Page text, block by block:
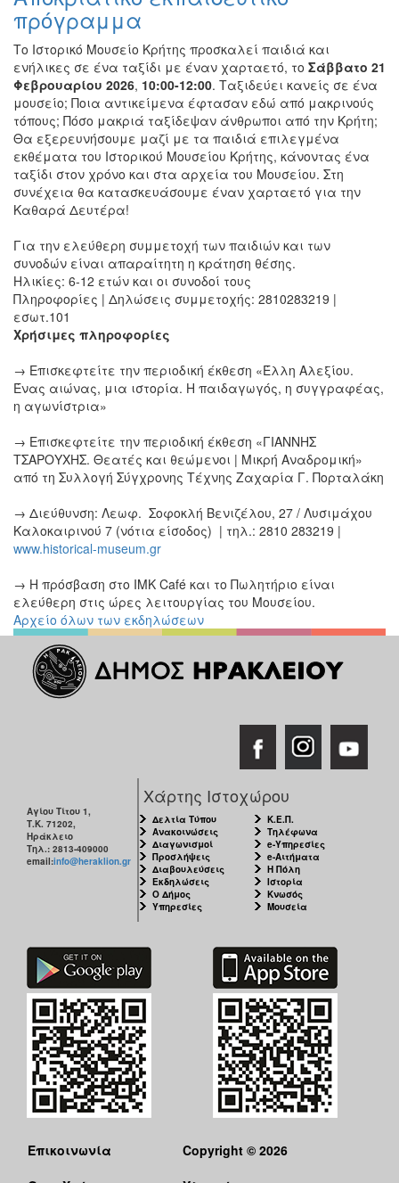
πρόγραμμα
Το Ιστορικό Μουσείο Κρήτης προσκαλεί παιδιά και
ενήλικες σε ένα ταξίδι με έναν χαρταετό, το Σάββατο 21
Φεβρουαρίου 2026, 10:00-12:00. Ταξιδεύει κανείς σε ένα
μουσείο; Ποια αντικείμενα έφτασαν εδώ από μακρινούς
τόπους; Πόσο μακριά ταξίδεψαν άνθρωποι από την Κρήτη;
Θα εξερευνήσουμε μαζί με τα παιδιά επιλεγμένα
εκθέματα του Ιστορικού Μουσείου Κρήτης, κάνοντας ένα
ταξίδι στον χρόνο και στα αρχεία του Μουσείου. Στη
συνέχεια θα κατασκευάσουμε έναν χαρταετό για την
Καθαρά Δευτέρα!
Για την ελεύθερη συμμετοχή των παιδιών και των
συνοδών είναι απαραίτητη η κράτηση θέσης.
Ηλικίες: 6-12 ετών και οι συνοδοί τους
Πληροφορίες | Δηλώσεις συμμετοχής: 2810283219 |
εσωτ.101
Χρήσιμες πληροφορίες
→ Επισκεφτείτε την περιοδική έκθεση «Έλλη Αλεξίου.
Ένας αιώνας, μια ιστορία. Η παιδαγωγός, η συγγραφέας,
η αγωνίστρια»
→ Επισκεφτείτε την περιοδική έκθεση «ΓΙΑΝΝΗΣ
ΤΣΑΡΟΥΧΗΣ. Θεατές και θεώμενοι | Μικρή Αναδρομική»
από τη Συλλογή Σύγχρονης Τέχνης Ζαχαρία Γ. Πορταλάκη
→ Διεύθυνση: Λεωφ. Σοφοκλή Βενιζέλου, 27 / Λυσιμάχου
Καλοκαιρινού 7 (νότια είσοδος) | τηλ.: 2810 283219 |
www.historical-museum.gr
→ Η πρόσβαση στο ΙΜΚ Café και το Πωλητήριο είναι
ελεύθερη στις ώρες λειτουργίας του Μουσείου.
Αρχείο όλων των εκδηλώσεων
Αγίου Τίτου 1,
Τ.Κ. 71202,
Ηράκλειο
Τηλ.: 2813-409000
email:info@heraklion.gr
Χάρτης Ιστοχώρου
Δελτία Τύπου
Ανακοινώσεις
Διαγωνισμοί
Προσλήψεις
Διαβουλεύσεις
Εκδηλώσεις
Ο Δήμος
Υπηρεσίες
Κ.Ε.Π.
Τηλέφωνα
e-Υπηρεσίες
e-Αιτήματα
Η Πόλη
Ιστορία
Κνωσός
Μουσεία
Επικοινωνία
Copyright © 2026